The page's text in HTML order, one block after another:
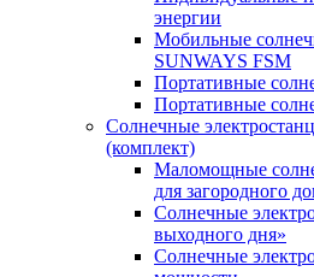
энергии
Мобильные
SUNWAYS FSM
Портативные
Портативные
Солнечные
(комплект)
Маломощные
для загородного
Солнечные
выходного дня»
Солнечные